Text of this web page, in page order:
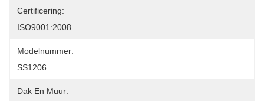
Certificering:
ISO9001:2008
Modelnummer:
SS1206
Dak En Muur: